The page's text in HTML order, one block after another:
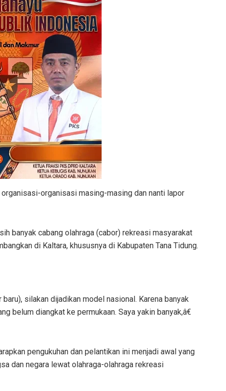
organisasi masing-masing dan nanti lapor
banyak cabang olahraga (cabor) rekreasi masyarakat
di Kaltara, khususnya di Kabupaten Tana Tidung.
silakan dijadikan model nasional. Karena banyak
belum diangkat ke permukaan. Saya yakin banyak,â€
pengukuhan dan pelantikan ini menjadi awal yang
dan negara lewat olahraga-olahraga rekreasi